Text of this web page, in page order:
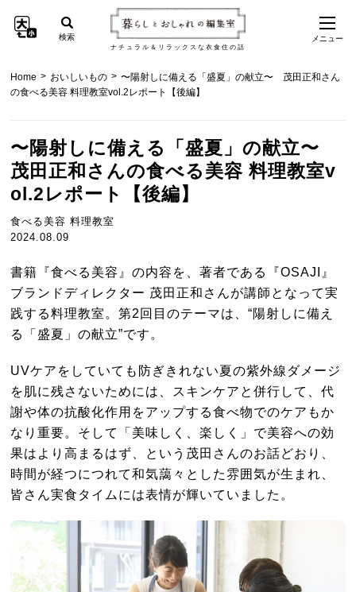
ナチュラル＆リラックスな衣食住の話
検索 メニュー
Home > おいしいもの > 〜陽射しに備える「盛夏」の献立〜 茂田正和さん
の食べる美容 料理教室vol.2レポート【後編】
〜陽射しに備える「盛夏」の献立〜
茂田正和さんの食べる美容 料理教室v
ol.2レポート【後編】
食べる美容 料理教室
2024.08.09
書籍『食べる美容』の内容を、著者である『OSAJI』
ブランドディレクター 茂田正和さんが講師となって実
践する料理教室。第2回目のテーマは、“陽射しに備え
る「盛夏」の献立”です。
UVケアをしていても防ぎきれない夏の紫外線ダメージ
を肌に残さないためには、スキンケアと併行して、代
謝や体の抗酸化作用をアップする食べ物でのケアもか
なり重要。そして「美味しく、楽しく」で美容への効
果はより高まるはず、という茂田さんのお話どおり、
時間が経つにつれて和気藹々とした雰囲気が生まれ、
皆さん実食タイムには表情が輝いていました。